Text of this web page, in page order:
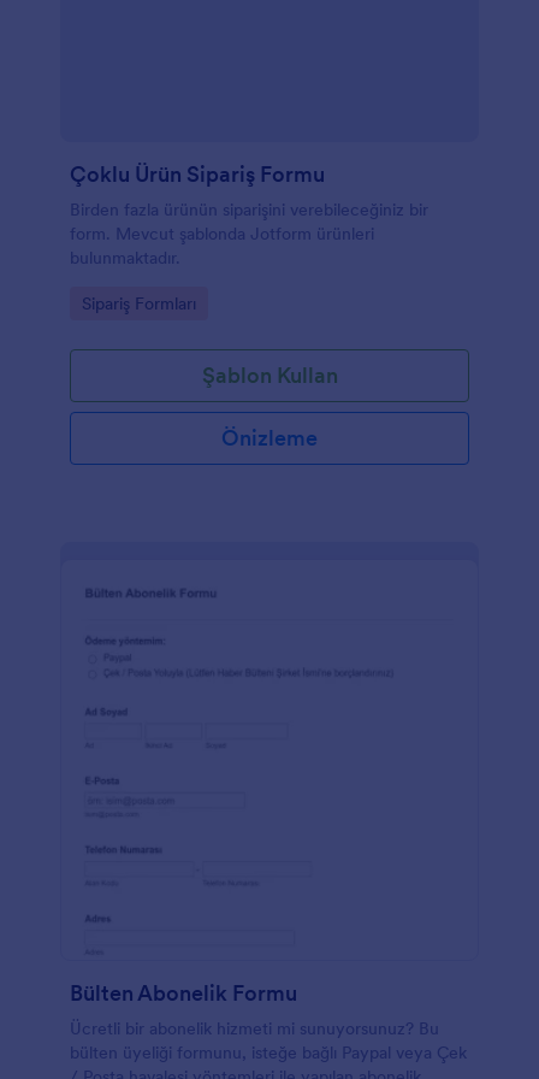
Çoklu Ürün Sipariş Formu
Birden fazla ürünün siparişini verebileceğiniz bir
form. Mevcut şablonda Jotform ürünleri
bulunmaktadır.
Go to Category:
Sipariş Formları
Şablon Kullan
Önizleme
Bülten Abonelik Formu
Ücretli bir abonelik hizmeti mi sunuyorsunuz? Bu
bülten üyeliği formunu, isteğe bağlı Paypal veya Çek